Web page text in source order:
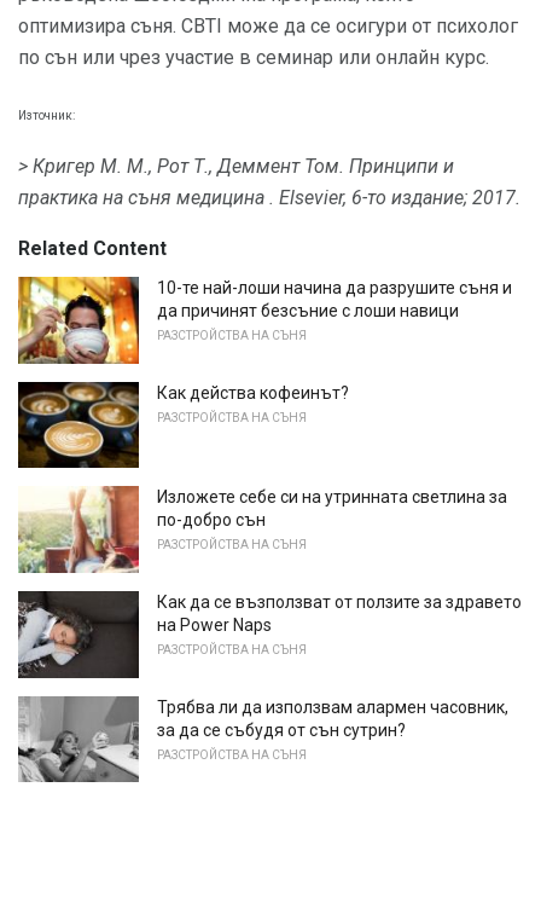
оптимизира съня. CBTI може да се осигури от психолог
по сън или чрез участие в семинар или онлайн курс.
Източник:
> Кригер М. М., Рот Т., Деммент Том. Принципи и
практика на съня медицина . Elsevier, 6-то издание; 2017.
Related Content
10-те най-лоши начина да разрушите съня и
да причинят безсъние с лоши навици
РАЗСТРОЙСТВА НА СЪНЯ
Как действа кофеинът?
РАЗСТРОЙСТВА НА СЪНЯ
Изложете себе си на утринната светлина за
по-добро сън
РАЗСТРОЙСТВА НА СЪНЯ
Как да се възползват от ползите за здравето
на Power Naps
РАЗСТРОЙСТВА НА СЪНЯ
Трябва ли да използвам алармен часовник,
за да се събудя от сън сутрин?
РАЗСТРОЙСТВА НА СЪНЯ